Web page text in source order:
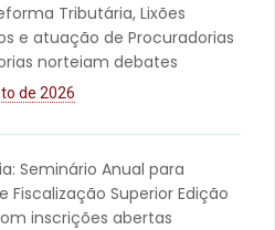
Tributária, Lixões
e atuação de Procuradorias
norteiam debates
de 2026
Seminário Anual para
Fiscalização Superior Edição
inscrições abertas